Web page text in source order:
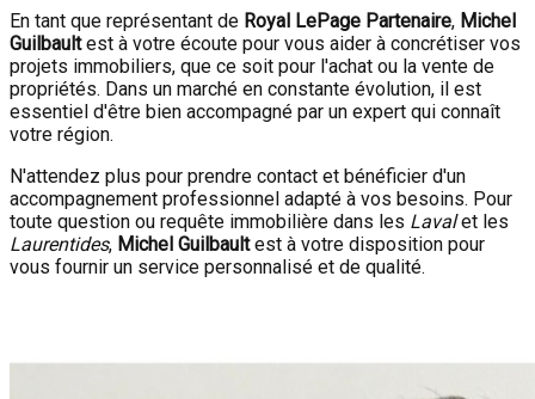
En tant que représentant de Royal LePage Partenaire, Michel
Guilbaultest à votre écoute pour vous aider à concrétiser vos
projets immobiliers, que ce soit pour l'achat ou la vente de
propriétés. Dans un marché en constante évolution, il est
essentiel d'être bien accompagné par un expert qui connaît
votre région.
N'attendez plus pour prendre contact et bénéficier d'un
accompagnement professionnel adapté à vos besoins. Pour
toute question ou requête immobilière dans les Lavalet les
Laurentides, Michel Guilbaultest à votre disposition pour
vous fournir un service personnalisé et de qualité.